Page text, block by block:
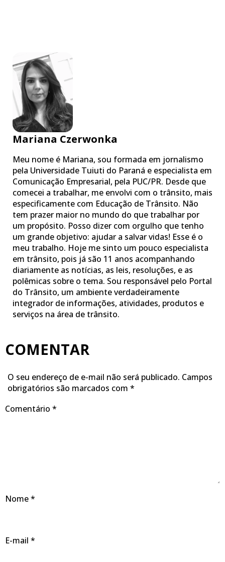
Mariana Czerwonka
Meu nome é Mariana, sou formada em jornalismo
pela Universidade Tuiuti do Paraná e especialista em
Comunicação Empresarial, pela PUC/PR. Desde que
comecei a trabalhar, me envolvi com o trânsito, mais
especificamente com Educação de Trânsito. Não
tem prazer maior no mundo do que trabalhar por
um propósito. Posso dizer com orgulho que tenho
um grande objetivo: ajudar a salvar vidas! Esse é o
meu trabalho. Hoje me sinto um pouco especialista
em trânsito, pois já são 11 anos acompanhando
diariamente as notícias, as leis, resoluções, e as
polêmicas sobre o tema. Sou responsável pelo Portal
do Trânsito, um ambiente verdadeiramente
integrador de informações, atividades, produtos e
serviços na área de trânsito.
COMENTAR
O seu endereço de e-mail não será publicado. Campos
obrigatórios são marcados com *
Comentário *
Nome*
E-mail *